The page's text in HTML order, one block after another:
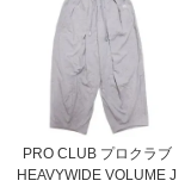
PRO CLUB プロクラブ
HEAVYWIDE VOLUME J